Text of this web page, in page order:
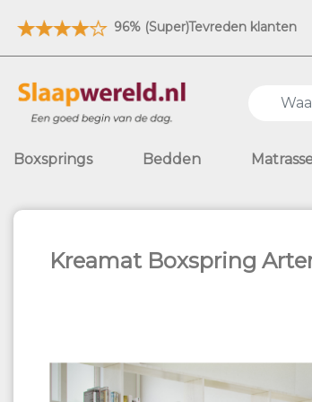
96% (Super)Tevreden klanten
Boxsprings Bedden
Kreamat Boxspring